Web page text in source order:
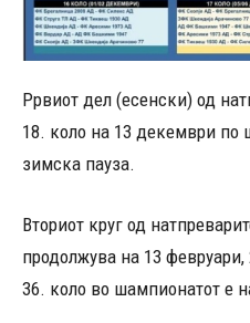
Pрвиот дел (есенски) од
18. коло на 13 декември по
зимска пауза.
Вториот круг од
продолжува на 13
36. коло во шампионатот е